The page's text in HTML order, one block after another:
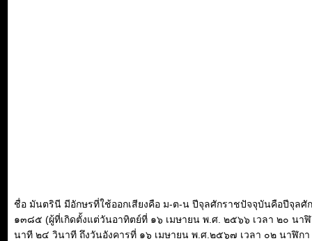
ชื่อ มันตรินี มีอักษรที่ใช้ออกเสียงคือ ม-ต-น ปีจุลศักราชปัจจุบันคือปีจุลศั
๑๓๘๕ (ผู้ที่เกิดตั้งแต่วันอาทิตย์ที่ ๑๖ เมษายน พ.ศ. ๒๕๖๖ เวลา ๒๐ นา
นาที ๒๔ วินาที ถึงวันอังคารที่ ๑๖ เมษายน พ.ศ.๒๕๖๗ เวลา ๐๒ นาฬิก